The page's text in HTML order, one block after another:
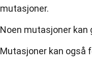
mutasjoner.
Noen mutasjoner kan
Mutasjoner kan også